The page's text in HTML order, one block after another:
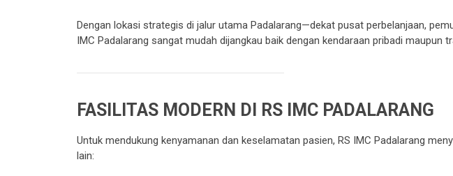
Dengan lokasi strategis di jalur utama Padalarang—dekat pusat perbelanjaan,
IMC Padalarang sangat mudah dijangkau baik dengan kendaraan pribadi maupun
FASILITAS MODERN DI RS IMC PADALARANG
Untuk mendukung kenyamanan dan keselamatan pasien, RS IMC Padalarang
lain: